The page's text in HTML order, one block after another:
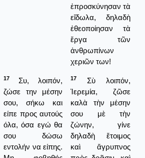
ἐπροσκύνησαν τὰ
εἴδωλα, δηλαδὴ
ἐθεοποίησαν τὰ
ἔργα τῶν
ἀνθρωπίνων
χεριῶν των!
17
Συ, λοιπόν,
ζώσε την μέσην
σου, σήκω και
είπε προς αυτούς
όλα, όσα εγώ θα
σου δώσω
εντολήν να είπης.
17
Σὺ λοιπόν,
Ἱερεμία, ζῶσε
καλὰ τὴν μέσην
σου μὲ τὴν
ζώνην, γίνε
δηλαδὴ ἕτοιμος
καὶ ἄγρυπνος